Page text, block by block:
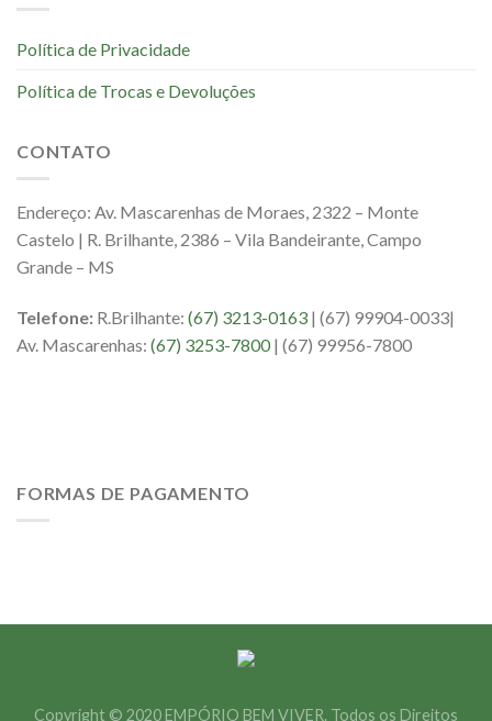
Política de Privacidade
Política de Trocas e Devoluções
CONTATO
Endereço: Av. Mascarenhas de Moraes, 2322 – Monte
Castelo | R. Brilhante, 2386 – Vila Bandeirante, Campo
Grande – MS
Telefone: R.Brilhante: (67) 3213-0163 | (67) 99904-0033|
Av. Mascarenhas: (67) 3253-7800 | (67) 99956-7800
FORMAS DE PAGAMENTO
Copyright © 2020 EMPÓRIO BEM VIVER. Todos os Direitos